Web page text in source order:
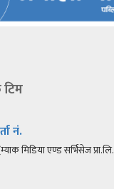
नं.
मिडिया एण्ड सर्भिसेज